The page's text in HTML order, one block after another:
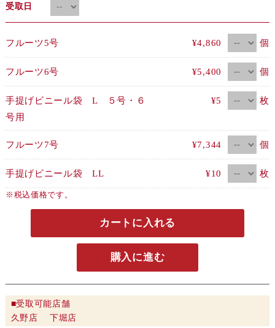
受取日
フルーツ5号 ¥4,860 個
フルーツ6号 ¥5,400 個
手提げビニール袋 L ５号・６
号用
¥5 枚
フルーツ7号 ¥7,344 個
手提げビニール袋 LL ¥10 枚
※税込価格です。
カートに入れる
購入に進む
■受取可能店舗
久野店 下堀店